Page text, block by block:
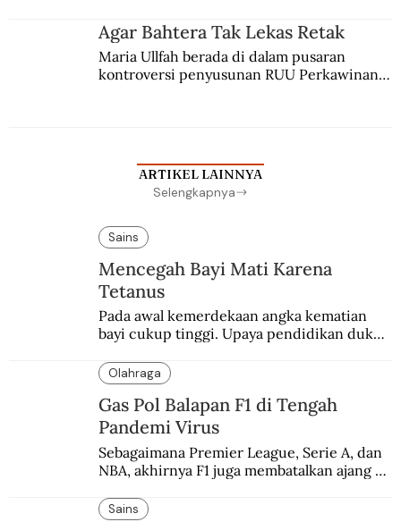
Agar Bahtera Tak Lekas Retak
Maria Ullfah berada di dalam pusaran
kontroversi penyusunan RUU Perkawinan.
ARTIKEL LAINNYA
Selengkapnya
Sains
Mencegah Bayi Mati Karena
Tetanus
Pada awal kemerdekaan angka kematian
bayi cukup tinggi. Upaya pendidikan dukun
Olahraga
Gas Pol Balapan F1 di Tengah
Pandemi Virus
Sebagaimana Premier League, Serie A, dan
NBA, akhirnya F1 juga membatalkan ajang
enam dekade lampau.
Sains